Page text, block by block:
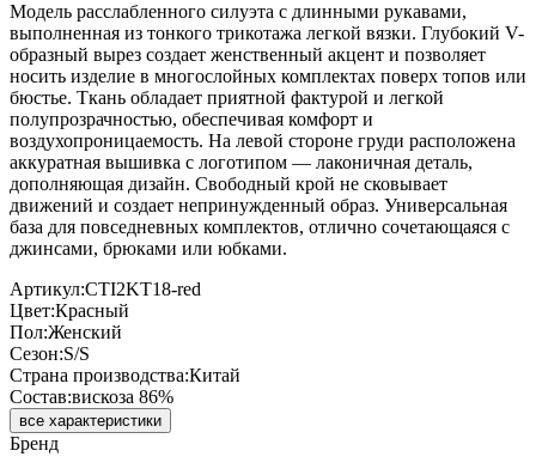
Модель расслабленного силуэта с длинными рукавами,
выполненная из тонкого трикотажа легкой вязки. Глубокий V-
образный вырез создает женственный акцент и позволяет
носить изделие в многослойных комплектах поверх топов или
бюстье. Ткань обладает приятной фактурой и легкой
полупрозрачностью, обеспечивая комфорт и
воздухопроницаемость. На левой стороне груди расположена
аккуратная вышивка с логотипом — лаконичная деталь,
дополняющая дизайн. Свободный крой не сковывает
движений и создает непринужденный образ. Универсальная
база для повседневных комплектов, отлично сочетающаяся с
джинсами, брюками или юбками.
Артикул:CTI2KT18-red
Цвет:Красный
Пол:Женский
Сезон:S/S
Страна производства:Китай
Состав:вискоза 86%
все характеристики
Бренд